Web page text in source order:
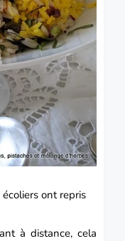
ont repris
à distance, cela